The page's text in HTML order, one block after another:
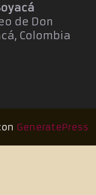
de Don
Colombia
GeneratePress